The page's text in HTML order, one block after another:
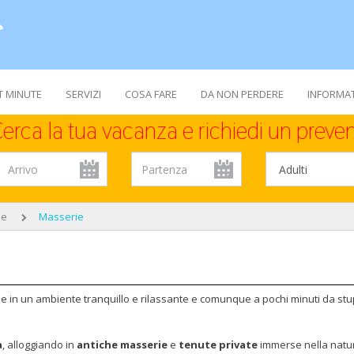
MINUTE SERVIZI COSA FARE DA NON PERDERE
la tua vacanza e richiedi un
Masserie
in un ambiente tranquillo e rilassante e comunque a pochi minuti da
, alloggiando in antiche masserie e tenute privateimmerse nella